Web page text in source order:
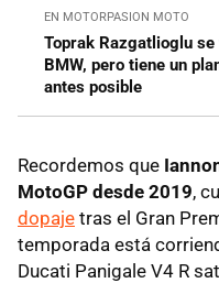
EN MOTORPASION MOTO
Toprak Razgatlioglu
BMW, pero tiene un
antes posible
Recordemos que
MotoGP desde 2019,
dopaje tras el Gran
temporada está
Ducati Panigale V4 R